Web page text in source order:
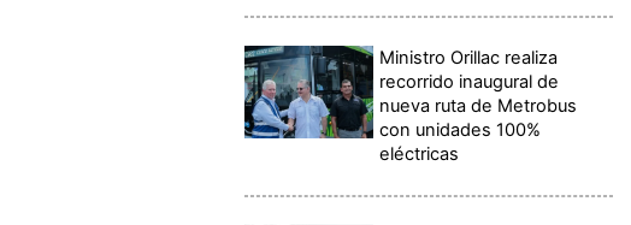
Ministro Orillac realiza
recorrido inaugural de
nueva ruta de Metrobus
con unidades 100%
eléctricas